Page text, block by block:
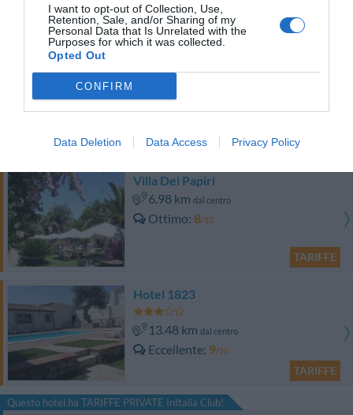
I want to opt-out of Collection, Use,
Retention, Sale, and/or Sharing of my
Personal Data that Is Unrelated with the
Purposes for which it was collected.
Opted Out
CONFIRM
Data Deletion Data Access Privacy Policy
Favoloso 8.8/10
TARIFFE
5.03 km
TARIFFE
Villa Dei Papiri
6.98 km dal centro
Ottimo 8/10
TARIFFE
Hotel 1823
13.48 km dal centro
Eccellente 9/10
TARIFFE
Questo hotel ha TARIFFE PRIVATE InItalia Club!